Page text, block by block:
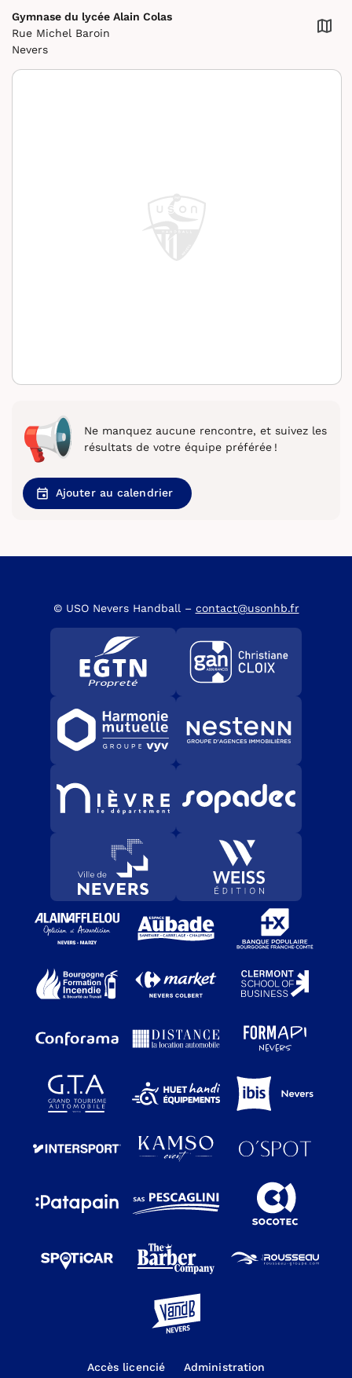
Gymnase du lycée Alain Colas
Rue Michel Baroin
Nevers
Ne manquez aucune rencontre, et suivez les
résultats de votre équipe préférée !
Ajouter au calendrier
© USO Nevers Handball – contact@usonhb.fr
Accès licencié Administration